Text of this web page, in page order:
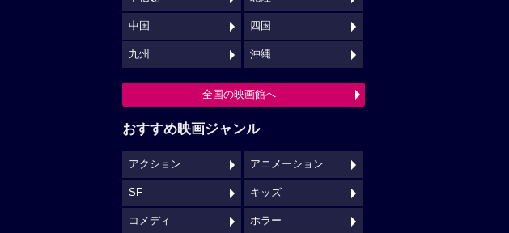
中国 四国
九州 沖縄
全国の映画館へ
おすすめ映画ジャンル
アクション アニメーション
SF キッズ
コメディ ホラー